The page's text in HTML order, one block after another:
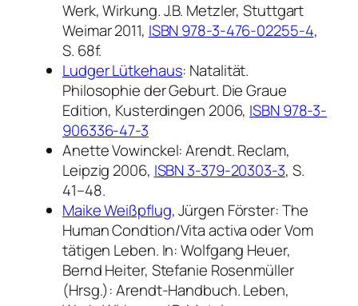
Werk, Wirkung.J.B. Metzler, Stuttgart
Weimar 2011, ISBN 978-3-476-02255-4,
S. 68f.
Ludger Lütkehaus: Natalität.
Philosophie der Geburt. Die Graue
Edition, Kusterdingen 2006, ISBN 978-3-
906336-47-3
Anette Vowinckel:Arendt.Reclam,
Leipzig 2006, ISBN 3-379-20303-3, S.
41–48.
Maike Weißpflug, Jürgen Förster:The
Human Condtion/Vita activa oder Vom
tätigen Leben. In: Wolfgang Heuer,
Bernd Heiter, Stefanie Rosenmüller
(Hrsg.):Arendt-Handbuch. Leben,